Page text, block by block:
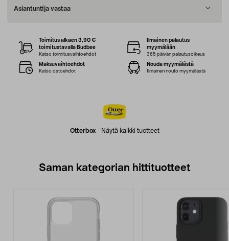
Asiantuntija vastaa
Otterbox- Näytä kaikki tuotteet
Toimitus alkaen 3,90 €
toimitustavalla Budbee
Katso toimitusvaihtoehdot
Ilmainen palautus
myymälään
365 päivän palautusoikeus
Maksuvaihtoehdot
Katso ostoehdot
Nouda myymälästä
Ilmainen nouto myymälästä
Saman kategorian hittituotteet